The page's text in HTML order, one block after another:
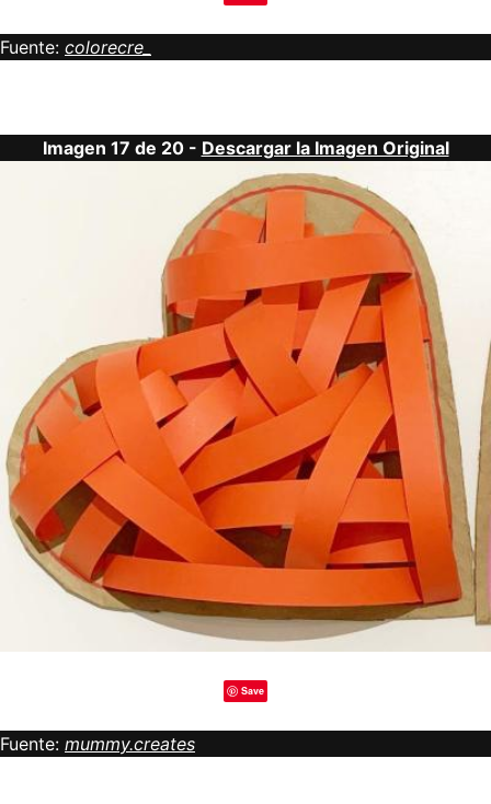
Fuente: colorecre_
Imagen 17 de 20 - Descargar la Imagen Original
Save
Fuente: mummy.creates